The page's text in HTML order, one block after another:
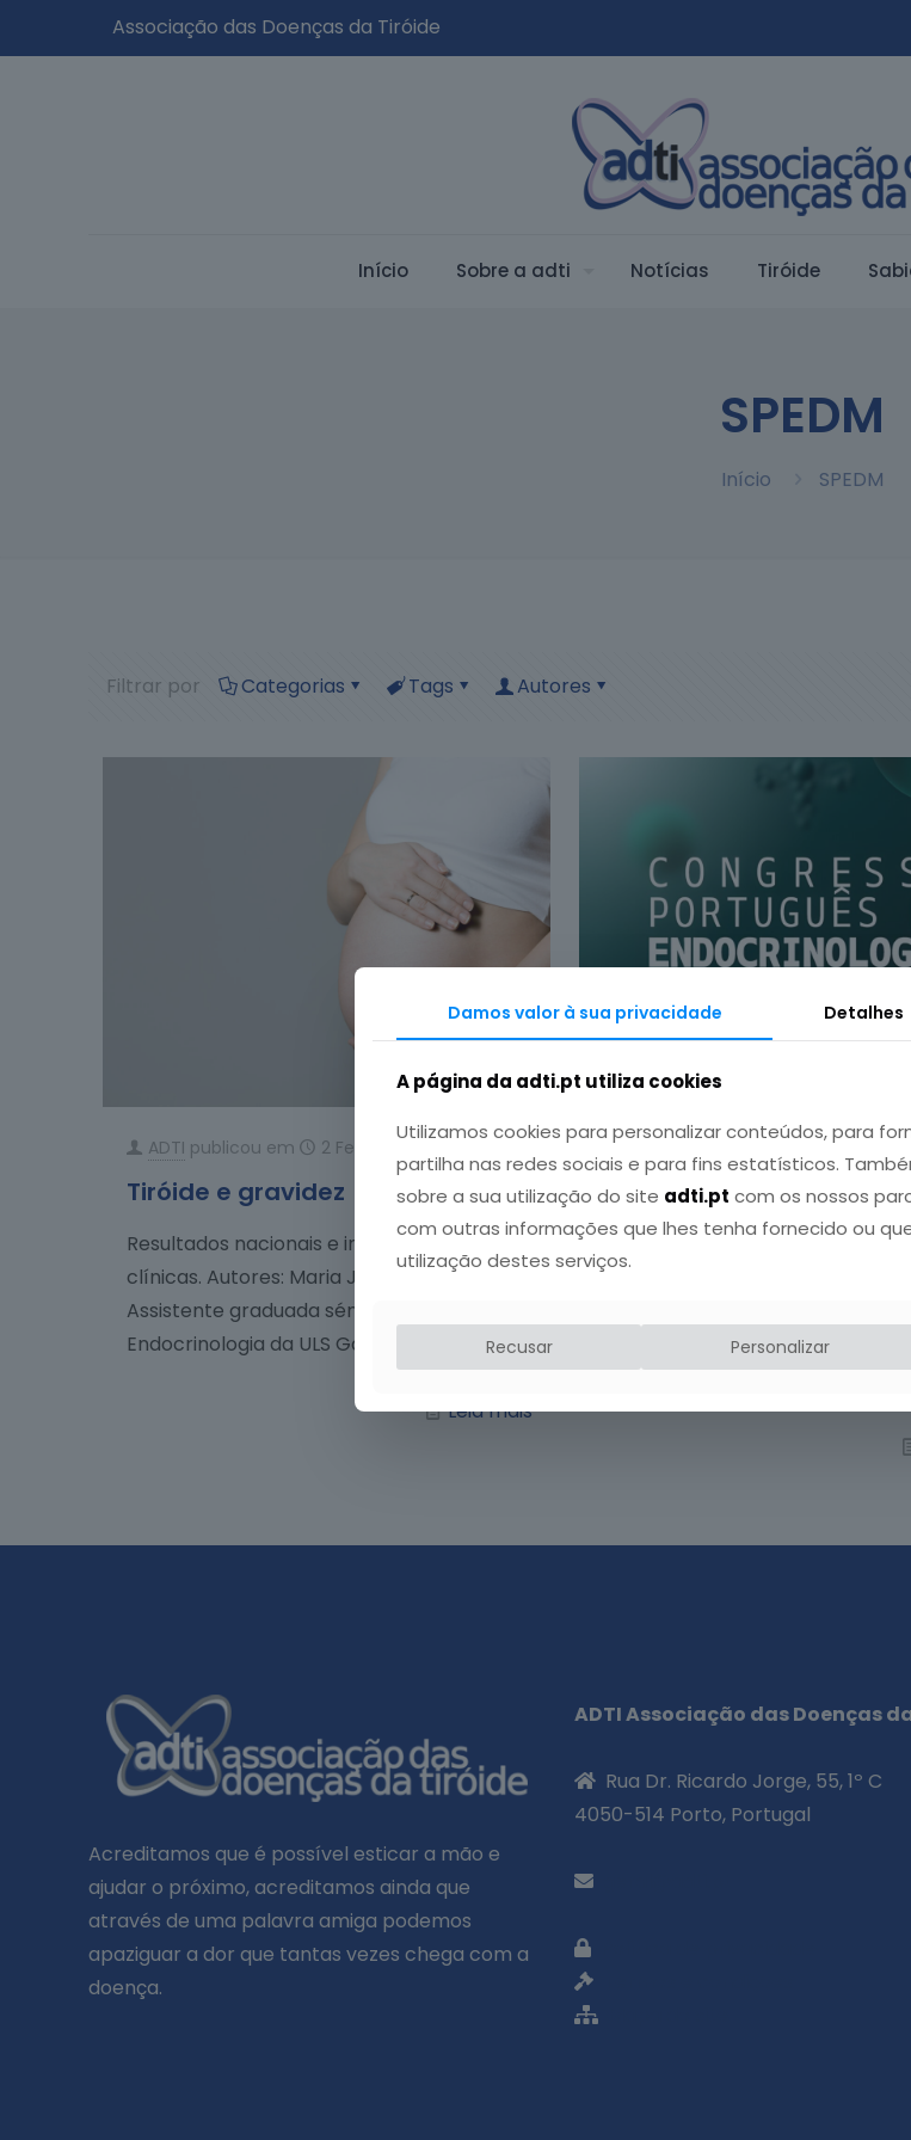
Associação das Doenças da Tiróide
Início Sobre a adti Notí­cias Tiróide
SPEDM
Início SPEDM
Filtrar por Categorias Tags Autores
ADTI publicou em 2 Fevereiro, 2026
Tiróide e gravidez
Resultados nacionais e implicações
clínicas. Autores: Maria João Oliveira,
Assistente graduada sénior de
Endocrinologia da ULS Gaia
Leia mais
29 Janeiro,
ADTI no Congresso
de Endocrinologia
Começa hoje, 29 de Janeiro, no
Congresso Português de
Acreditamos que é possível esticar a mão e
ajudar o próximo, acreditamos ainda que
através de uma palavra amiga podemos
apaziguar a dor que tantas vezes chega com a
doença.
ADTI Associação das Doenças
Rua Dr. Ricardo Jorge, 55, 1º C
4050-514 Porto, Portugal
Damos valor à sua privacidade Detalhes
A página da adti.pt utiliza cookies
Utilizamos cookies para personalizar conteúdos, para
partilha nas redes sociais e para fins estatísticos.
sobre a sua utilização do site adti.pt com os nossos
com outras informações que lhes tenha fornecido ou
utilização destes serviços.
Recusar Personalizar